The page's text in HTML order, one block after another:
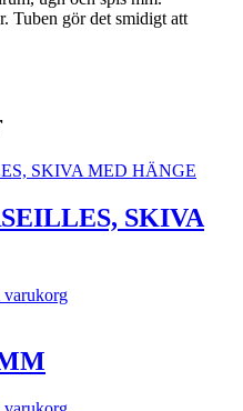
Tuben gör det smidigt att
SKIVA